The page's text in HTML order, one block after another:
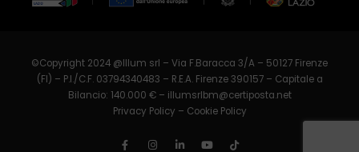
©Copyright 2024 @Illum srl – Via F.Baracca 3/A – 50127 Firenze
(FI) – P.I./C.F. 03794340483 – R.E.A. Firenze 390157 – Capitale a
Bilancio: 140.000 € – illumsrlbm@certiposta.net
Privacy Policy – Cookie Policy